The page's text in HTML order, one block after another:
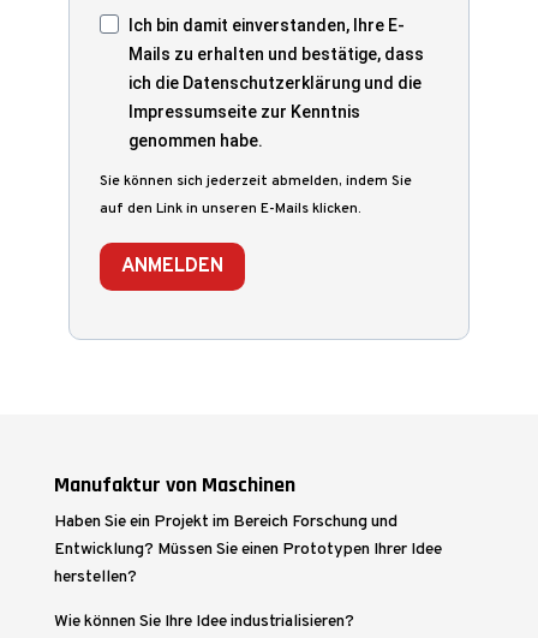
Ich bin damit einverstanden, Ihre E-
Mails zu erhalten und bestätige, dass
ich die Datenschutzerklärung und die
Impressumseite zur Kenntnis
genommen habe.
Sie können sich jederzeit abmelden, indem Sie
auf den Link in unseren E-Mails klicken.
ANMELDEN
Manufaktur von Maschinen
Haben Sie ein Projekt im Bereich Forschung und
Entwicklung? Müssen Sie einen Prototypen Ihrer Idee
herstellen?
Wie können Sie Ihre Idee industrialisieren?